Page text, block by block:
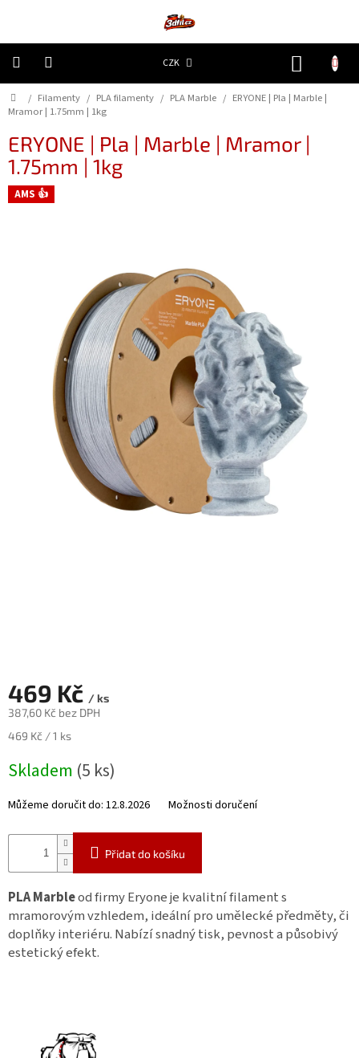
CZK
Tiskárny
Filamenty
Resiny
Zakázková
Přihlášení
Domů
/ Filamenty / PLA filamenty / PLA Marble / ERYONE | Pla | Marble |
Mramor | 1.75mm | 1kg
ERYONE | Pla | Marble | Mramor |
1.75mm | 1kg
AMS 👍
469 Kč / ks
387,60 Kč bez DPH
Měrná
469 Kč / 1 ks
Skladem (5 ks)
Můžeme doručit do: 12.8.2026 Možnosti doručení
Přidat do košíku
PLA Marbleod firmy Eryone je kvalitní filament s
mramorovým vzhledem, ideální pro umělecké předměty, či
doplňky interiéru. Nabízí snadný tisk, pevnost a působivý
estetický efekt.